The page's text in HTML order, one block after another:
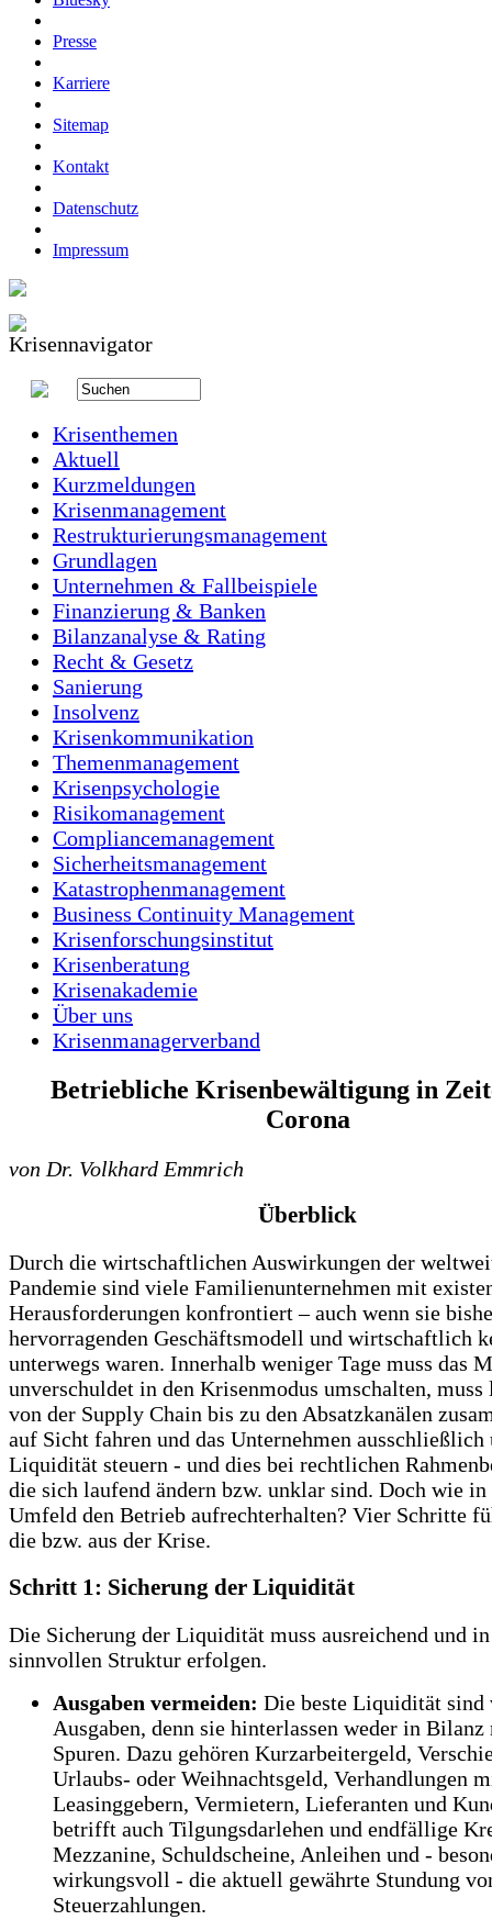
Presse
Karriere
Sitemap
Kontakt
Datenschutz
Impressum
Krisenthemen
Aktuell
Kurzmeldungen
Krisenmanagement
Restrukturierungsmanagement
Grundlagen
Unternehmen & Fallbeispiele
Finanzierung & Banken
Bilanzanalyse & Rating
Recht & Gesetz
Sanierung
Insolvenz
Krisenkommunikation
Themenmanagement
Krisenpsychologie
Risikomanagement
Compliancemanagement
Sicherheitsmanagement
Katastrophenmanagement
Business Continuity Management
Krisenforschungsinstitut
Krisenberatung
Krisenakademie
Über uns
Krisenmanagerverband
Betriebliche Krisenbewältigung in
Corona
von Dr. Volkhard Emmrich
Überblick
Durch die wirtschaftlichen Auswirkungen der
Pandemie sind viele Familienunternehmen mit
Herausforderungen konfrontiert – auch wenn sie
hervorragenden Geschäftsmodell und wirtschaftlich
unterwegs waren. Innerhalb weniger Tage muss das
unverschuldet in den Krisenmodus umschalten, muss
von der Supply Chain bis zu den Absatzkanälen
auf Sicht fahren und das Unternehmen ausschließlich
Liquidität steuern - und dies bei rechtlichen
die sich laufend ändern bzw. unklar sind. Doch wie in
Umfeld den Betrieb aufrechterhalten? Vier Schritte
die bzw. aus der Krise.
Schritt 1: Sicherung der Liquidität
Die Sicherung der Liquidität muss ausreichend und
sinnvollen Struktur erfolgen.
Ausgaben vermeiden: Die beste Liquidität sind
Ausgaben, denn sie hinterlassen weder in
Spuren. Dazu gehören Kurzarbeitergeld,
Urlaubs- oder Weihnachtsgeld, Verhandlungen
Leasinggebern, Vermietern, Lieferanten und
betrifft auch Tilgungsdarlehen und endfällige
Mezzanine, Schuldscheine, Anleihen und -
wirkungsvoll - die aktuell gewährte Stundung
Steuerzahlungen.